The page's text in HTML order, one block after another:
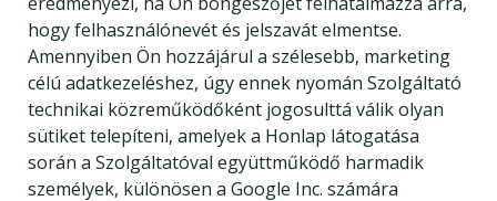
hogy felhasználónevét és jelszavát elmentse.
Amennyiben Ön hozzájárul a szélesebb, marketing
célú adatkezeléshez, úgy ennek nyomán Szolgáltató
technikai közreműködőként jogosulttá válik olyan
sütiket telepíteni, amelyek a Honlap látogatása
során a Szolgáltatóval együttműködő harmadik
személyek, különösen a Google Inc. számára